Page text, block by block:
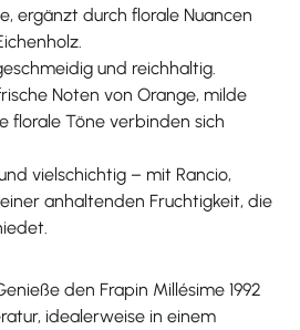
ergänzt durch florale Nuancen
und reichhaltig.
Noten von Orange, milde
florale Töne verbinden sich
vielschichtig – mit Rancio,
anhaltenden Fruchtigkeit, die
den Frapin Millésime 1992
idealerweise in einem